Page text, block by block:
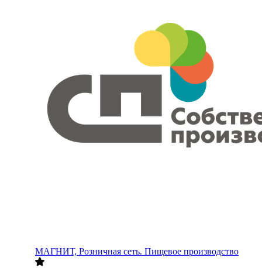
МАГНИТ, Розничная сеть. Пищевое производство